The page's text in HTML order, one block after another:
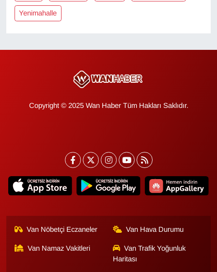
Yenimahalle
Copyright © 2025 Wan Haber Tüm Hakları Saklıdır.
Van Nöbetçi Eczaneler Van Hava Durumu
Van Namaz Vakitleri
Van Trafik Yoğunluk
Haritası
SAĞLIK
TEKNOLOJİ
Turizm